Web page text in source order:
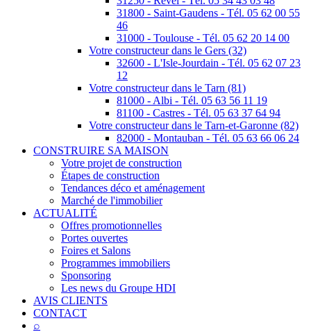
31800 - Saint-Gaudens - Tél. 05 62 00 55
46
31000 - Toulouse - Tél. 05 62 20 14 00
Votre constructeur dans le Gers (32)
32600 - L'Isle-Jourdain - Tél. 05 62 07 23
12
Votre constructeur dans le Tarn (81)
81000 - Albi - Tél. 05 63 56 11 19
81100 - Castres - Tél. 05 63 37 64 94
Votre constructeur dans le Tarn-et-Garonne (82)
82000 - Montauban - Tél. 05 63 66 06 24
CONSTRUIRE SA MAISON
Votre projet de construction
Étapes de construction
Tendances déco et aménagement
Marché de l'immobilier
ACTUALITÉ
Offres promotionnelles
Portes ouvertes
Foires et Salons
Programmes immobiliers
Sponsoring
Les news du Groupe HDI
AVIS CLIENTS
CONTACT
⌕